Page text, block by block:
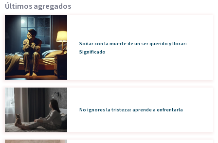
Últimos agregados
Soñar con la muerte de un ser querido y llorar:
Significado
No ignores la tristeza: aprende a enfrentarla